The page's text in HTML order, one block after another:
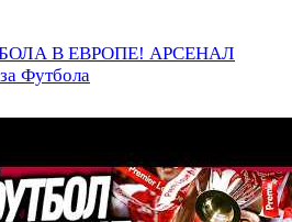
В ЕВРОПЕ! АРСЕНАЛ
Футбола